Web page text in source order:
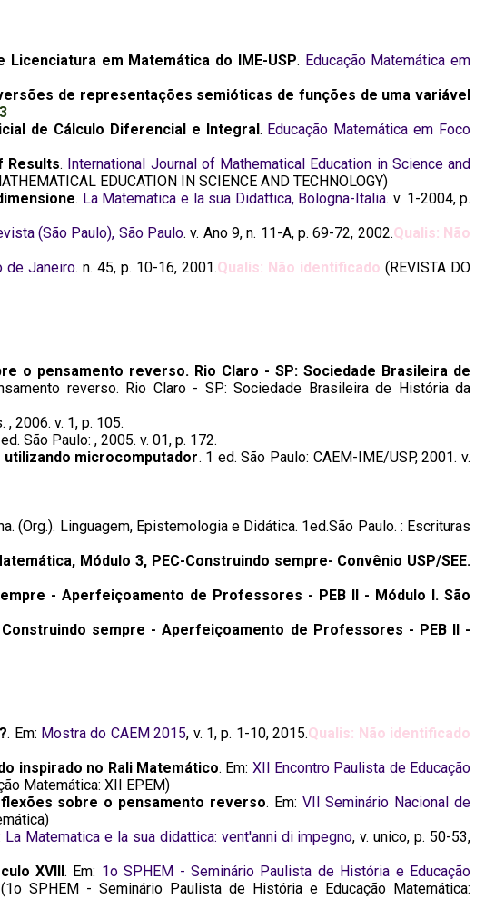
em Matemática do IME-USP. Educação Matemática em
de representações semióticas de funções de uma variável
de Cálculo Diferencial e Integral . Educação Matemática em Foco
Results. International Journal of Mathematical Education in Science and
EDUCATION IN SCIENCE AND TECHNOLOGY)
. La Matematica e la sua Didattica, Bologna-Italia. v. 1-2004, p.
(São Paulo), São Paulo. v. Ano 9, n. 11-A, p. 69-72, 2002.Qualis: Não
de Janeiro. n. 45, p. 10-16, 2001.Qualis: Não identificado (REVISTA DO
o pensamento reverso. Rio Claro - SP: Sociedade Brasileira de
reverso. Rio Claro - SP: Sociedade Brasileira de História da
2006. v. 1, p. 105.
São Paulo: , 2005. v. 01, p. 172.
microcomputador. 1 ed. São Paulo: CAEM-IME/USP, 2001. v.
(Org.). Linguagem, Epistemologia e Didática. 1ed.São Paulo. : Escrituras
Módulo 3, PEC-Construindo sempre- Convênio USP/SEE.
- Aperfeiçoamento de Professores - PEB II - Módulo I. São
sempre - Aperfeiçoamento de Professores - PEB II -
. Em: Mostra do CAEM 2015, v. 1, p. 1-10, 2015.Qualis: Não identificado
inspirado no Rali Matemático. Em: XII Encontro Paulista de Educação
Matemática: XII EPEM)
sobre o pensamento reverso. Em: VII Seminário Nacional de
La Matematica e la sua didattica: vent'anni di impegno, v. unico, p. 50-53,
XVIII . Em: 1o SPHEM - Seminário Paulista de História e Educação
(1o SPHEM - Seminário Paulista de História e Educação Matemática: